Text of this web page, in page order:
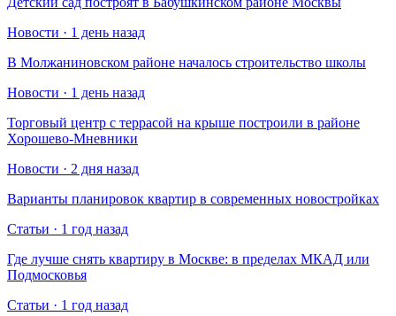
Новости · 1 день назад
В Молжаниновском районе началось строительство школы
Новости · 1 день назад
Торговый центр с террасой на крыше построили в районе
Хорошево-Мневники
Новости · 2 дня назад
Варианты планировок квартир в современных новостройках
Статьи · 1 год назад
Где лучше снять квартиру в Москве: в пределах МКАД или
Подмосковья
Статьи · 1 год назад